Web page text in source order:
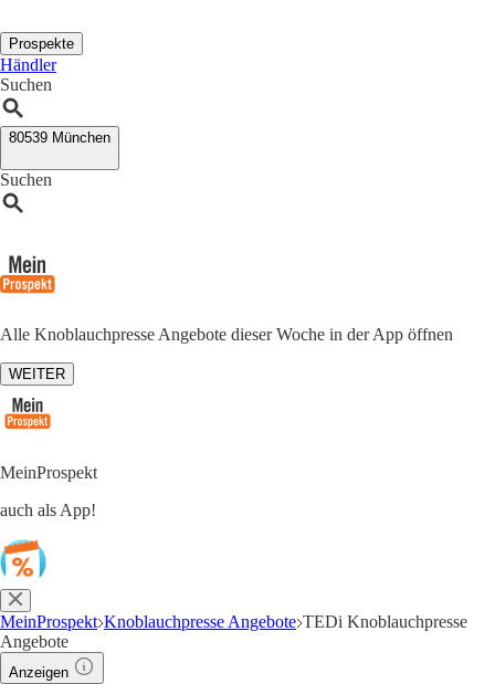
Prospekte
Händler
Suchen
80539 München
Suchen
Alle Knoblauchpresse Angebote dieser Woche in der App öffnen
WEITER
MeinProspekt
auch als App!
MeinProspekt Knoblauchpresse Angebote TEDi Knoblauchpresse
Angebote
Anzeigen